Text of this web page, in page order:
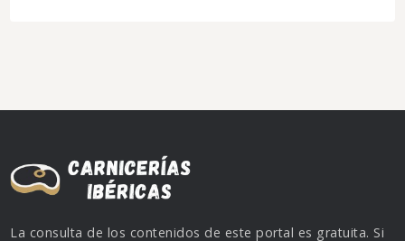
La consulta de los contenidos de este portal es gratuita. Si